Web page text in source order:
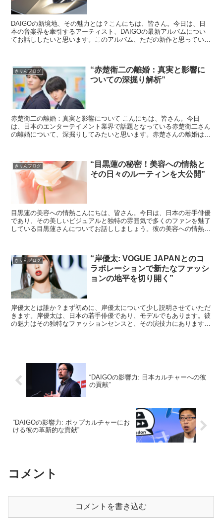
DAIGOの新境地、その魅力とは？こんにちは、皆さん。今日は、日
本の音楽界を牽引するアーティスト、DAIGOの最新アルバムについ
てお話ししたいと思います。このアルバム、ただの新作と思っている
きりんブログ
“赤楚衛二の離婚：真実と影響に
ついての深掘り解析”
赤楚衛二の離婚：真実と影響について こんにちは、皆さん。今日
は、日本のエンターテイメント業界で話題となっている赤楚衛二さん
の離婚について、深掘りしてみたいと思います。赤楚さんの離婚は、
きりんブログ
“目黒蓮の秘密！美容への情熱と
その日々のルーティンを大公開”
目黒蓮の美容への情熱こんにちは、皆さん。今日は、日本の若手俳優
であり、その美しいビジュアルと独特の雰囲気で多くのファンを魅了
している目黒蓮さんについてお話ししましょう。彼の美容への情熱と
きりんブログ
“岸優太: VOGUE JAPANとのコ
ラボレーションで新たなファッシ
ョンの地平を切り開く”
岸優太とは誰か？まず初めに、岸優太について少し説明させていただ
きます。岸優太は、日本の若手俳優であり、モデルでもあります。彼
の魅力はその独特なファッションセンスと、その演技力にあります。
“DAIGOの影響力: 日本カルチャーへの彼
の貢献”
“DAIGOの影響力: ポップカルチャーにお
ける彼の革新的な貢献”
コメント
コメントを書き込む